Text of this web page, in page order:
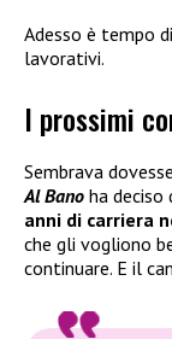
Adesso è tempo
lavorativi.
I prossimi
Sembrava
Al Bano ha
anni di carriera
che gli vogliono
continuare. E il